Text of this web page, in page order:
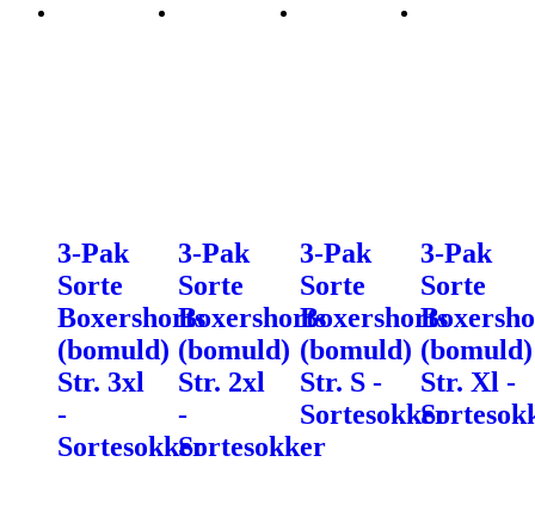
3-Pak
Sorte
Boxershorts
(bomuld)
Str. 3xl
-
Sortesokker
3-Pak
Sorte
Boxershorts
(bomuld)
Str. 2xl
-
Sortesokker
3-Pak
Sorte
Boxershorts
(bomuld)
Str. S -
Sortesokker
3-Pak
Sorte
(bomuld)
Str. Xl -